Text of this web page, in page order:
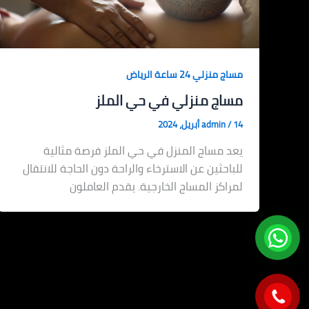
مساج منزلي 24 ساعة الرياض
مساج منزلي في حي الملز
admin/14 أبريل، 2024
يعد مساج المنزل في حي الملز فرصة مثالية
للباحثين عن الاسترخاء والراحة دون الحاجة للانتقال
لمراكز المساج الخارجية. يقدم العاملون